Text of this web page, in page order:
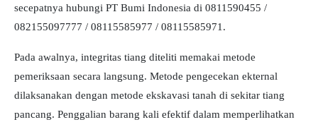
secepatnya hubungi PT Bumi Indonesia di 0811590455 /
082155097777 / 08115585977 / 08115585971.
Pada awalnya, integritas tiang diteliti memakai metode
pemeriksaan secara langsung. Metode pengecekan ekternal
dilaksanakan dengan metode ekskavasi tanah di sekitar tiang
pancang. Penggalian barang kali efektif dalam memperlihatkan